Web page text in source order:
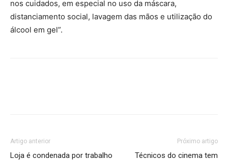
nos cuidados, em especial no uso da máscara,
distanciamento social, lavagem das mãos e utilização do
álcool em gel”.
Artigo anterior
Loja é condenada por trabalho
Próximo artigo
Técnicos do cinema tem